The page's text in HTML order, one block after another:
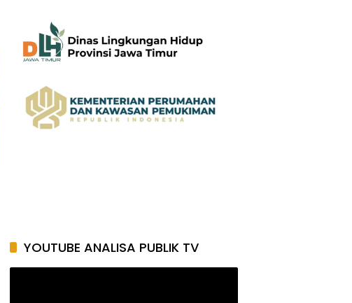
YOUTUBE ANALISA PUBLIK TV